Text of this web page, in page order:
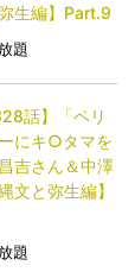
生編】Part.9
題
話】「ペリ
にキ○タマを
吉さん＆中澤
文と弥生編】
題